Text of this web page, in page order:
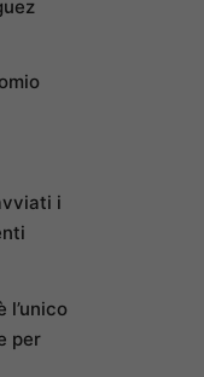
i
l’unico
per